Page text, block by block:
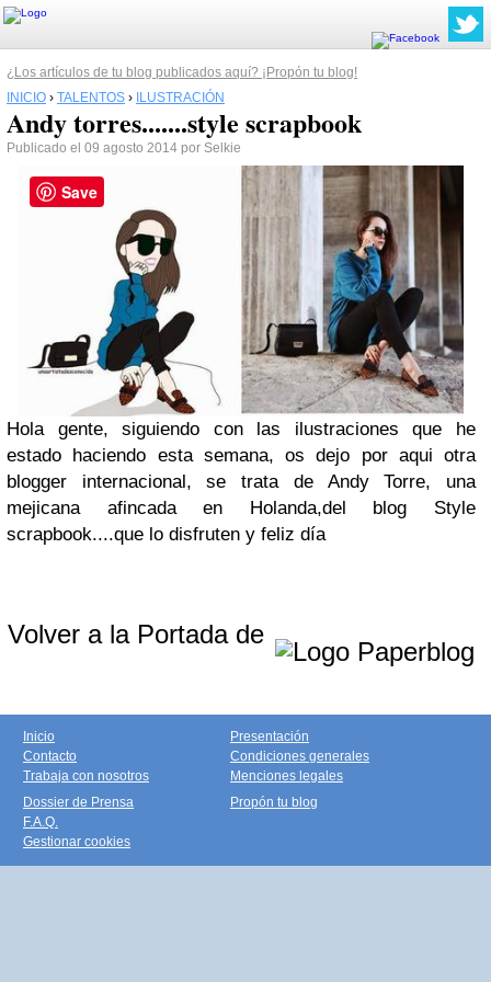
¿Los artículos de tu blog publicados aquí? ¡Propón tu blog!
INICIO › TALENTOS › ILUSTRACIÓN
Andy torres.......style scrapbook
Publicado el 09 agosto 2014 por Selkie
Hola gente, siguiendo con las ilustraciones que he
estado haciendo esta semana, os dejo por aqui otra
blogger internacional, se trata de Andy Torre, una
mejicana afincada en Holanda,del blog Style
scrapbook....que lo disfruten y feliz día
Volver a la Portada de
Inicio
Contacto
Trabaja con nosotros
Presentación
Condiciones generales
Menciones legales
Dossier de Prensa
F.A.Q.
Gestionar cookies
Propón tu blog
Save